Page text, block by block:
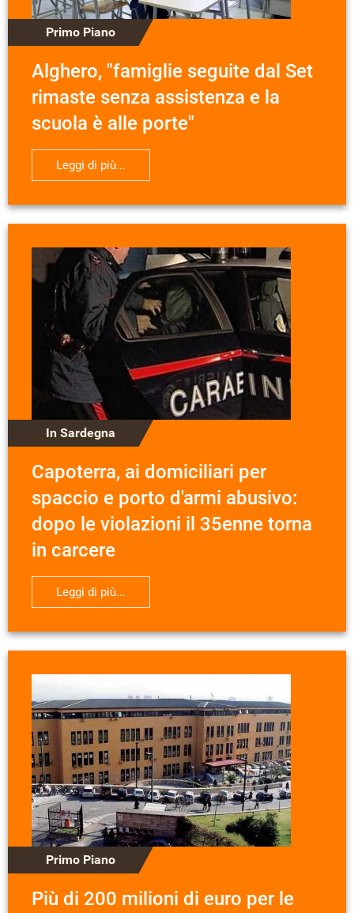
Primo Piano
Alghero, "famiglie seguite dal Set
rimaste senza assistenza e la
scuola è alle porte"
Leggi di più...
In Sardegna
Capoterra, ai domiciliari per
spaccio e porto d'armi abusivo:
dopo le violazioni il 35enne torna
in carcere
Leggi di più...
Primo Piano
Più di 200 milioni di euro per le